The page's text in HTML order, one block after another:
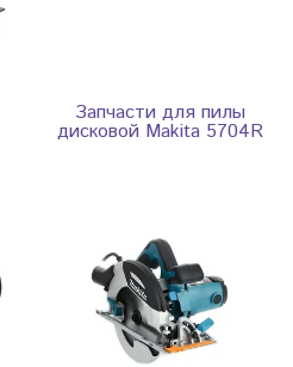
Запчасти для пилы
дисковой Makita 5704R